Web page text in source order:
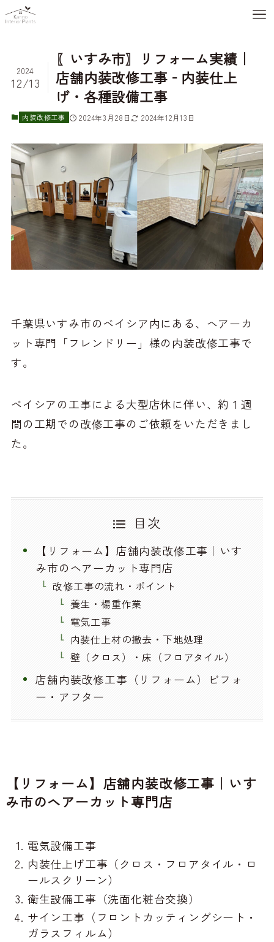
〖いすみ市〗リフォーム実績｜
店舗内装改修工事‐内装仕上
げ・各種設備工事
2024
12/13
内装改修工事 2024年3月28日 2024年12月13日
千葉県いすみ市のベイシア内にある、ヘアーカ
ット専門「フレンドリー」様の内装改修工事で
す。
ベイシアの工事による大型店休に伴い、約１週
間の工期での改修工事のご依頼をいただきまし
た。
目次
【リフォーム】店舗内装改修工事｜いす
み市のヘアーカット専門店
改修工事の流れ・ポイント
養生・楊重作業
電気工事
内装仕上材の撤去・下地処理
壁（クロス）・床（フロアタイル）
店舗内装改修工事（リフォーム）ビフォ
ー・アフター
【リフォーム】店舗内装改修工事｜いす
み市のヘアーカット専門店
電気設備工事
内装仕上げ工事（クロス・フロアタイル・ロ
ールスクリーン）
衛生設備工事（洗面化粧台交換）
サイン工事（フロントカッティングシート・
ガラスフィルム）